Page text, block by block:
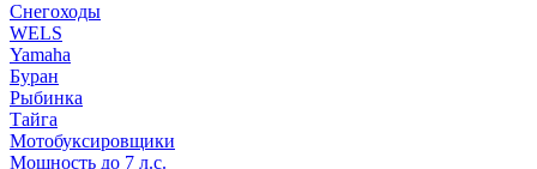
Снегоходы
WELS
Yamaha
Буран
Рыбинка
Тайга
Мотобуксировщики
Мощность до 7 л.с.